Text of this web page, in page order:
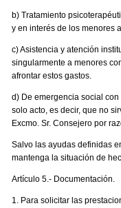
b) Tratamiento
y en interés de los menores
c) Asistencia y atención
singularmente a menores
afrontar estos gastos.
d) De emergencia social
solo acto, es decir, que no
Excmo. Sr. Consejero por
Salvo las ayudas definidas
mantenga la situación de
Artículo 5.- Documentación.
1. Para solicitar las